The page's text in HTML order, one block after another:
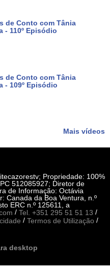
de Conto com Tânia
- 110º Episódio
de Conto com Tânia
- 109º Episódio
Mais vídeos
Propriedade: 100%
512085927; Diretor de
de Informação: Octávia
Canada da Boa Ventura, n.º
ERC n.º 125611, a
/ Tel. +351 295 51 51 13 /
/ Termos de Utilização /
desktop